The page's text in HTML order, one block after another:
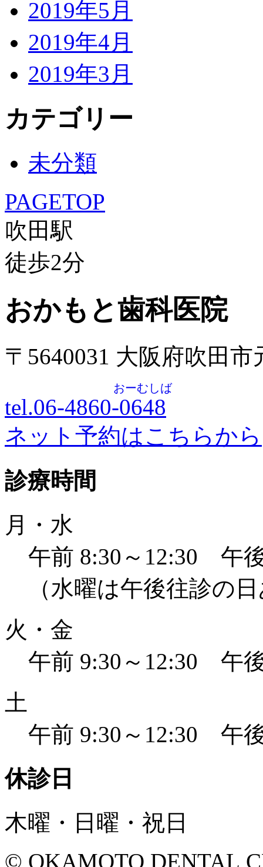
2019年5月
2019年4月
2019年3月
カテゴリー
未分類
PAGETOP
吹田駅
徒歩2分
おかもと歯科医院
〒5640031 大阪府吹田
tel.06-4860-0648
おーむしば
ネット予約はこちらから
診療時間
月・水
午前 8:30～12:30 午
（水曜は午後往診の
火・金
午前 9:30～12:30 午
土
午前 9:30～12:30 午
休診日
木曜・日曜・祝日
© OKAMOTO DENTAL